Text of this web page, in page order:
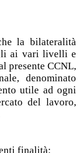
la bilateralità
ai vari livelli e
presente CCNL,
denominato
utile ad ogni
del lavoro,
finalità: